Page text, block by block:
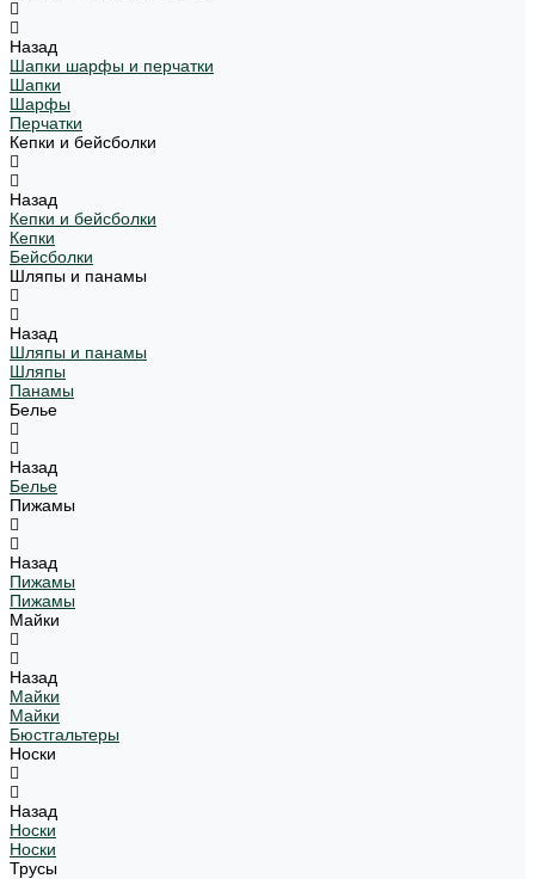
Назад
Шапки шарфы и перчатки
Шапки
Шарфы
Перчатки
Кепки и бейсболки
Назад
Кепки и бейсболки
Кепки
Бейсболки
Шляпы и панамы
Назад
Шляпы и панамы
Шляпы
Панамы
Белье
Назад
Белье
Пижамы
Назад
Пижамы
Пижамы
Майки
Назад
Майки
Майки
Бюстгальтеры
Носки
Назад
Носки
Носки
Трусы